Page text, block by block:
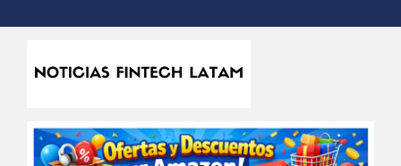
to
Noticias Fintech Latam